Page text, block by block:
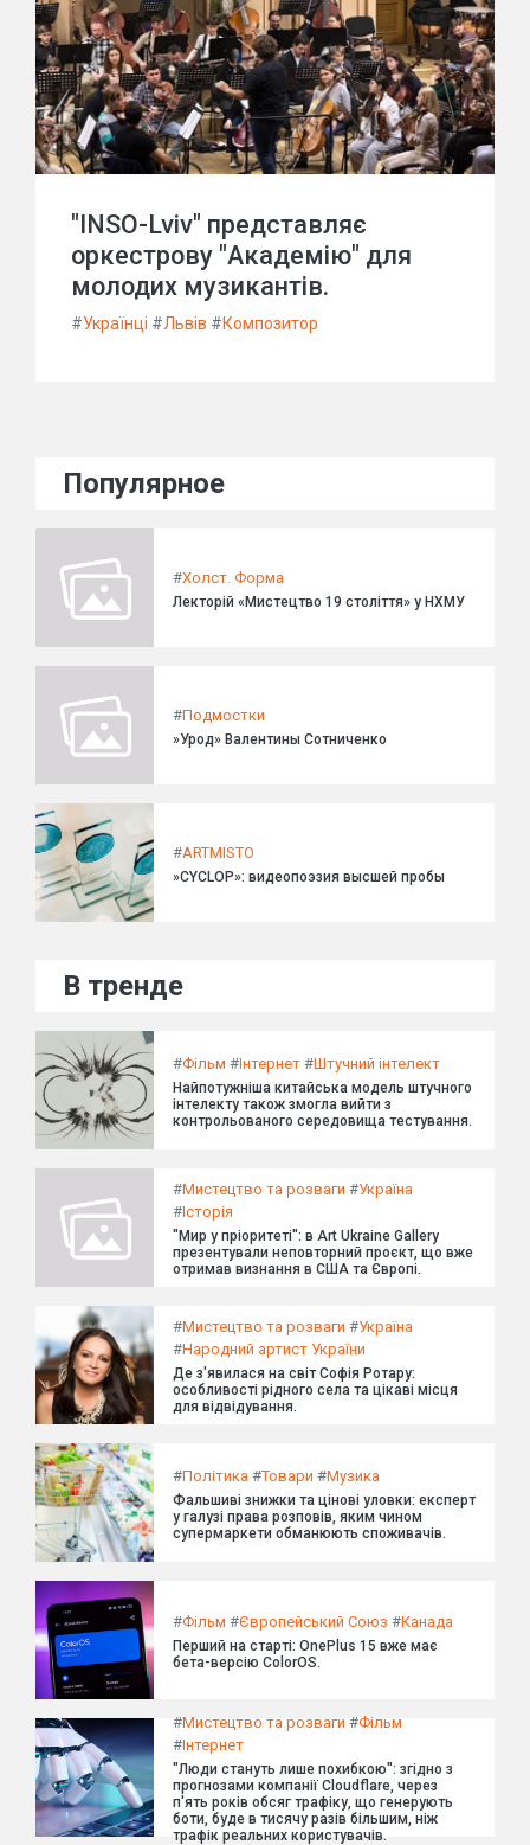
"INSO-Lviv" представляє
оркестрову "Академію" для
молодих музикантів.
#Українці #Львів #Композитор
Популярное
#Холст. Форма
Лекторій «Мистецтво 19 століття» у НХМУ
#Подмостки
»Урод» Валентины Сотниченко
#ARTMISTO
»CYCLOP»: видеопоэзия высшей пробы
В тренде
#Фільм #Інтернет #Штучний інтелект
Найпотужніша китайська модель штучного
інтелекту також змогла вийти з
контрольованого середовища тестування.
#Мистецтво та розваги #Україна
#Історія
"Мир у пріоритеті": в Art Ukraine Gallery
презентували неповторний проєкт, що вже
отримав визнання в США та Європі.
#Мистецтво та розваги #Україна
#Народний артист України
Де з'явилася на світ Софія Ротару:
особливості рідного села та цікаві місця
для відвідування.
#Політика #Товари #Музика
Фальшиві знижки та цінові уловки: експерт
у галузі права розповів, яким чином
супермаркети обманюють споживачів.
#Фільм #Європейський Союз #Канада
Перший на старті: OnePlus 15 вже має
бета-версію ColorOS.
#Мистецтво та розваги #Фільм
#Інтернет
"Люди стануть лише похибкою": згідно з
прогнозами компанії Cloudflare, через
п'ять років обсяг трафіку, що генерують
боти, буде в тисячу разів більшим, ніж
трафік реальних користувачів.